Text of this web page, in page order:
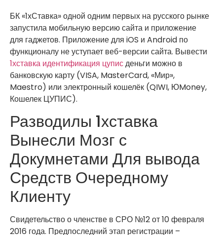
БК «1хСтавка» одной одним первых на русского рынке
запустила мобильную версию сайта и приложение
для гаджетов. Приложение для iOS и Android по
функционалу не уступает веб-версии сайта. Вывести
1хставка идентификация цуписденьги можно в
банковскую карту (VISA, MasterCard, «Мир»,
Maestro) или электронный кошелёк (QIWI, ЮMoney,
Кошелек ЦУПИС).
Разводилы 1хставка
Вынесли Мозг с
Докумнетами Для вывода
Средств Очередному
Клиенту
Свидетельство о членстве в СРО №12 от 10 февраля
2016 года. Предпоследний этап регистрации –